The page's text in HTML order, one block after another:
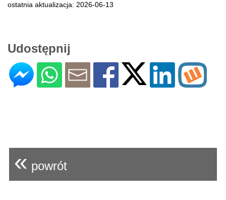
ostatnia aktualizacja: 2026-06-13
Udostępnij
« powrót